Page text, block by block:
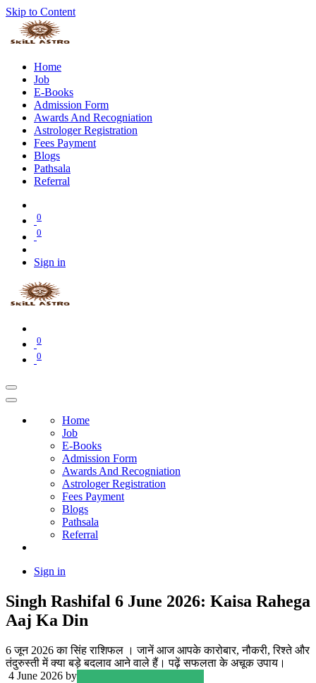
Skip to Content
Home
Job
E-Books
Admission Form
Awards And Recogniation
Astrologer Registration
Fees Payment
Blogs
Pathsala
Referral
0
0
Sign in
0
0
Home
Job
E-Books
Admission Form
Awards And Recogniation
Astrologer Registration
Fees Payment
Blogs
Pathsala
Referral
Sign in
Singh Rashifal 6 June 2026: Kaisa Rahega
Aaj Ka Din
6 जून 2026 का सिंह राशिफल । जानें आज आपके कारोबार, नौकरी, रिश्ते और
तंदुरुस्ती में क्या बड़े बदलाव आने वाले हैं। पढ़ें सफलता के अचूक उपाय।
4 June 2026 by